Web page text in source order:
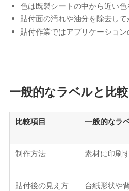
色は既製シートの中から近い色
貼付面の汚れや油分を除去し
貼付作業ではアプリケーショ
一般的なラベルと比較
比較項目 一般的なラ
制作方法 素材に印刷
貼付後の見え方
台紙形状や